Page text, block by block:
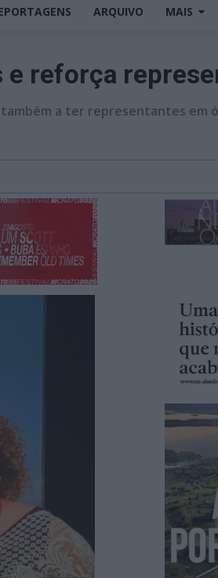
ARQUIVO MAIS
e reforça
também a ter representantes em